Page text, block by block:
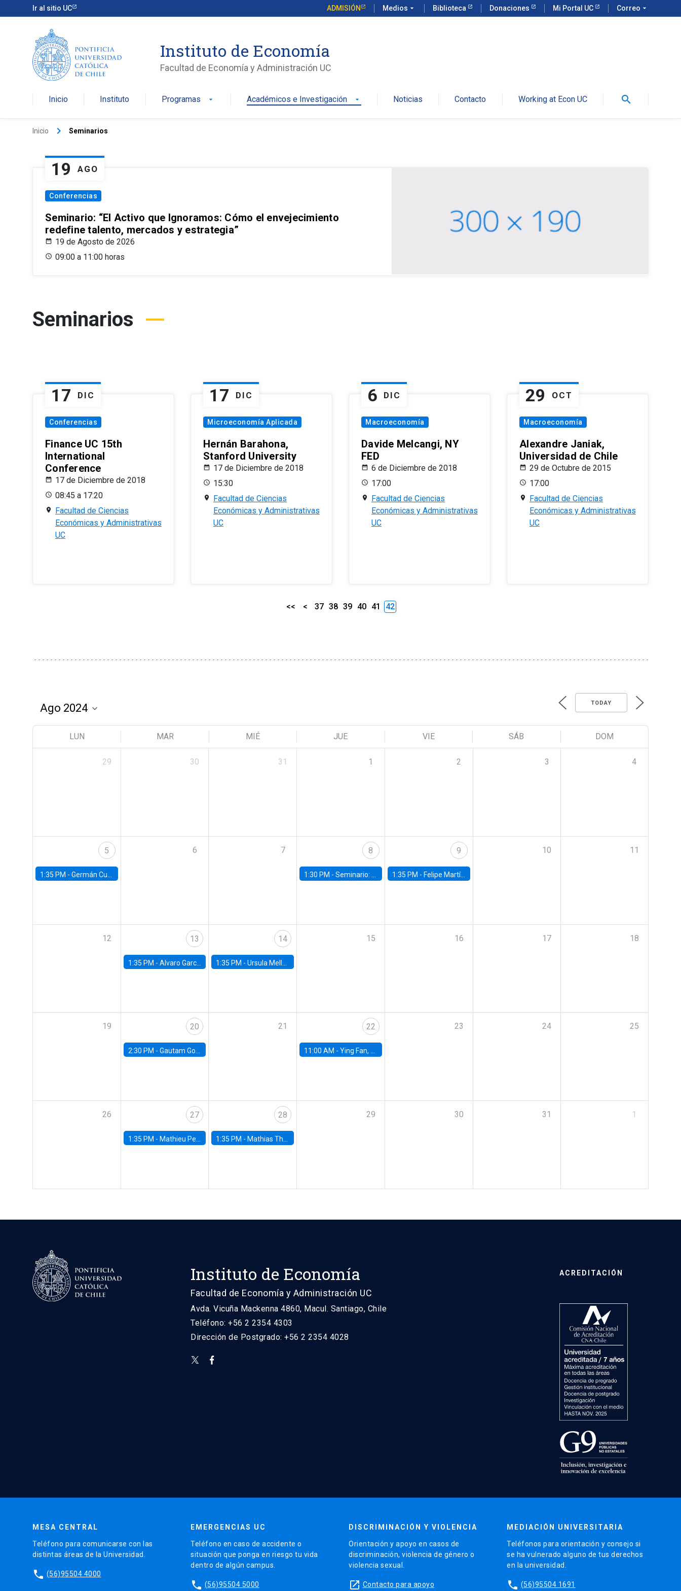
Ir al sitio UC ADMISIÓN Medios arrow_drop_down Biblioteca Donaciones Mi Portal UC Correo arrow_drop_down
Instituto de Economía
Facultad de Economía y Administración UC
Inicio Instituto Programas arrow_drop_down Académicos e Investigación arrow_drop_down Noticias Contacto Working at Econ UC search
Inicio keyboard_arrow_right Seminarios
19 AGO
Conferencias
Seminario: “El Activo que Ignoramos: Cómo el envejecimiento
redefine talento, mercados y estrategia”
19 de Agosto de 2026
09:00 a 11:00 horas
Seminarios
17 DIC
Conferencias
Finance UC 15th
International
Conference
17 de Diciembre de 2018
08:45 a 17:20
Facultad de Ciencias
Económicas y Administrativas
UC
17 DIC
Microeconomía Aplicada
Hernán Barahona,
Stanford University
17 de Diciembre de 2018
15:30
Facultad de Ciencias
Económicas y Administrativas
UC
6 DIC
Macroeconomía
Davide Melcangi, NY
FED
6 de Diciembre de 2018
17:00
Facultad de Ciencias
Económicas y Administrativas
UC
29 OCT
Macroeconomía
Alexandre Janiak,
Universidad de Chile
29 de Octubre de 2015
17:00
Facultad de Ciencias
Económicas y Administrativas
UC
<< < 37 38 39 40 41 42
TODAY
LUN MAR MIÉ JUE VIE SÁB DOM
29 30 31 1 2 3 4
5
1:35 PM - Germán Cubas, University of Houston
6 7 8
1:30 PM -Seminario: “Recuperando la humanidad para progresar en la era de la IA»
9
1:35 PM - Felipe Martínez, alumno Doctorado en Economía UC
10 11
12 13
1:35 PM - Alvaro Garcia-Marin, Universidad de Los Andes
14
1:35 PM -Ursula Mello, Insper - Institute of Education and Research
15 16 17 18
19 20
2:30 PM - Gautam Gowrisankaran, Columbia University
21 22
11:00 AM -Ying Fan, University of Michigan
23 24 25
26 27
1:35 PM - Mathieu Pedemonte, IDB
28
1:35 PM - Mathias Thoenig, University of Lausanne
29 30 31 1
Instituto de Economía
Facultad de Economía y Administración UC
Avda. Vicuña Mackenna 4860, Macul. Santiago, Chile
Teléfono: +56 2 2354 4303
Dirección de Postgrado: +56 2 2354 4028
ACREDITACIÓN
MESA CENTRAL
Teléfono para comunicarse con las
distintas áreas de la Universidad.
phone (56)95504 4000
EMERGENCIAS UC
Teléfono en caso de accidente o
situación que ponga en riesgo tu vida
dentro de algún campus.
phone (56)95504 5000
DISCRIMINACIÓN Y VIOLENCIA
Orientación y apoyo en casos de
discriminación, violencia de género o
violencia sexual.
launch Contacto para apoyo
MEDIACIÓN UNIVERSITARIA
Teléfonos para orientación y consejo si
se ha vulnerado alguno de tus derechos
en la universidad.
phone (56)95504 1691